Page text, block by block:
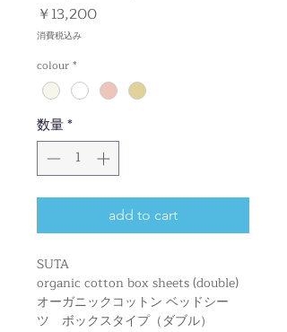
￥13,200価
消費税込み
colour *
数量*
add to cart
SUTA
organic cotton box sheets (double)
オーガニックコットン ベッドシー
ツ ボックスタイプ（ダブル）